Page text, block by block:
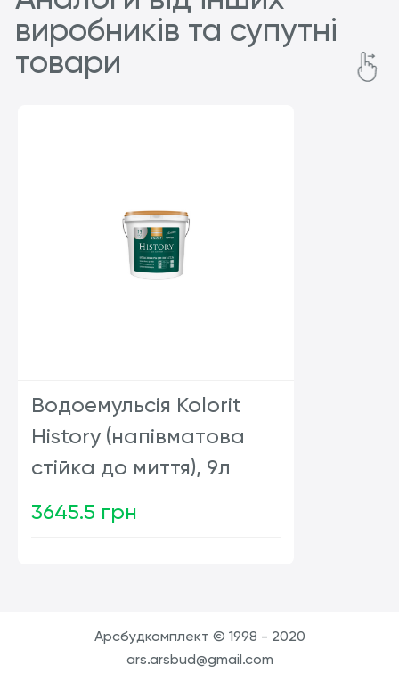
виробників та супутні
товари
Водоемульсія Kolorit
History (напівматова
стійка до миття), 9л
3645.5 грн
ars.arsbud@gmail.com
Арсбудкомплект © 1998 - 2020